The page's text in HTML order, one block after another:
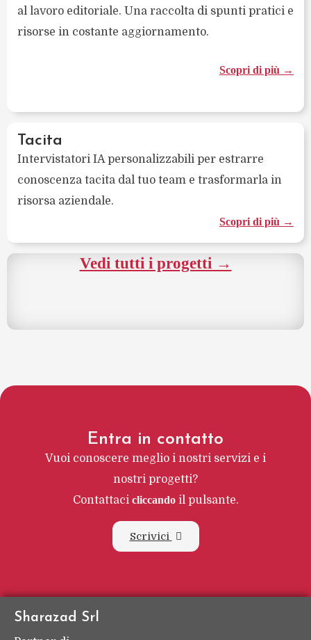
al lavoro editoriale. Una raccolta di spunti pratici e
risorse in costante aggiornamento.
Scopri di più →
Tacita
Intervistatori IA personalizzabili per estrarre
conoscenza tacita dal tuo team e trasformarla in
risorsa aziendale.
Scopri di più →
Vedi tutti i progetti →
Entra in contatto
Vuoi conoscere meglio i nostri servizi e i
nostri progetti?
Contattaci cliccandoil pulsante.
Scrivici
Sharazad Srl